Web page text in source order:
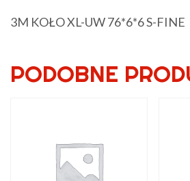
3M KOŁO XL-UW 76*6*6 S-FINE
PODOBNE